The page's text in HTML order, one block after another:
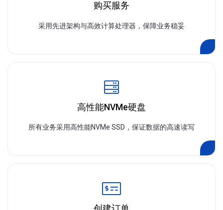
购买服务
采用先进架构与高效计算处理器，保障业务稳妥
高性能NVMe硬盘
所有业务采用高性能NVMe SSD，保证数据的高速读写